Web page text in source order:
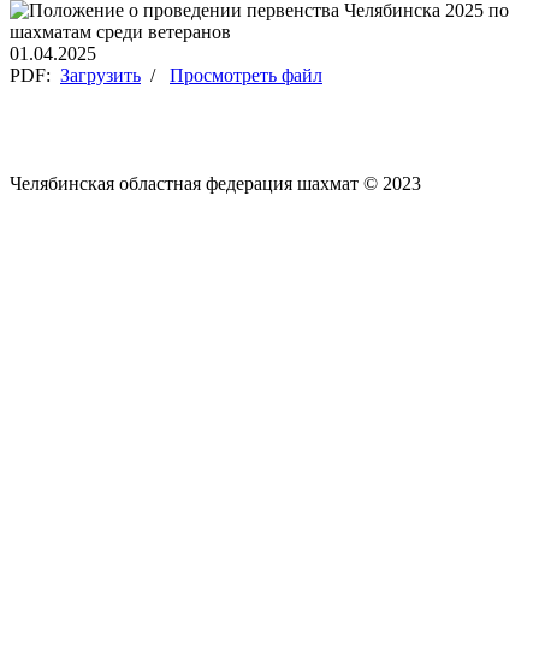
01.04.2025
PDF: Загрузить / Просмотреть файл
Челябинская областная федерация шахмат © 2023